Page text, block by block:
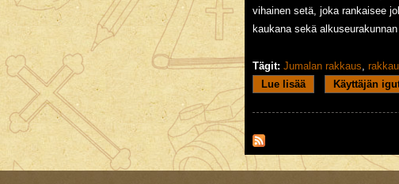
vihainen setä, joka rankaisee
kaukana sekä
Tägit: Jumalan rakkaus
Lue lisää about Jumalan
Käyttäjän